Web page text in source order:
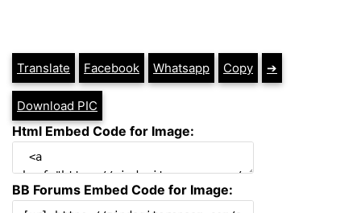
Translate Facebook Whatsapp Copy ➔
Download PIC
Html Embed Code for Image:
BB Forums Embed Code for Image: